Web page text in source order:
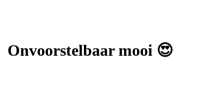
Onvoorstelbaar mooi 😍